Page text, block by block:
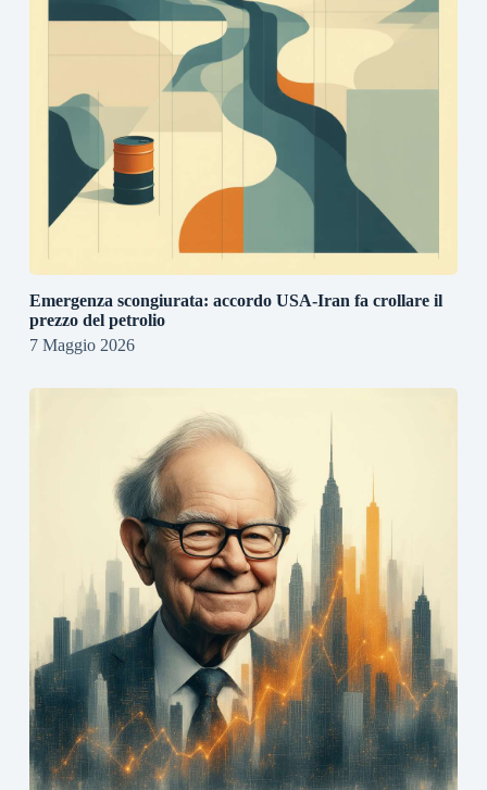
Emergenza scongiurata: accordo USA-Iran fa crollare il
prezzo del petrolio
7 Maggio 2026